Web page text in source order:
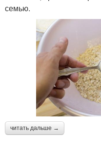
семью.
читать дальше →